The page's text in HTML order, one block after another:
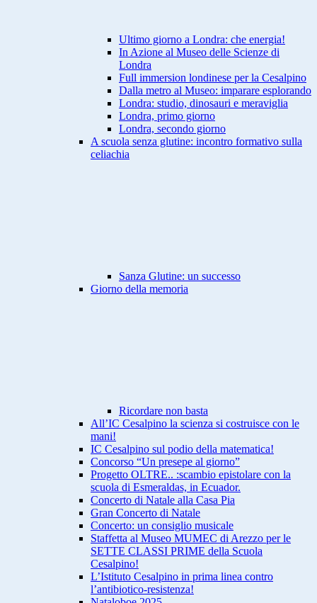
Ultimo giorno a Londra: che energia!
In Azione al Museo delle Scienze di
Londra
Full immersion londinese per la Cesalpino
Dalla metro al Museo: imparare esplorando
Londra: studio, dinosauri e meraviglia
Londra, primo giorno
Londra, secondo giorno
A scuola senza glutine: incontro formativo sulla
celiachia
Sanza Glutine: un successo
Giorno della memoria
Ricordare non basta
All’IC Cesalpino la scienza si costruisce con le
mani!
IC Cesalpino sul podio della matematica!
Concorso “Un presepe al giorno”
Progetto OLTRE.. :scambio epistolare con la
scuola di Esmeraldas, in Ecuador.
Concerto di Natale alla Casa Pia
Gran Concerto di Natale
Concerto: un consiglio musicale
Staffetta al Museo MUMEC di Arezzo per le
SETTE CLASSI PRIME della Scuola
Cesalpino!
L’Istituto Cesalpino in prima linea contro
l’antibiotico-resistenza!